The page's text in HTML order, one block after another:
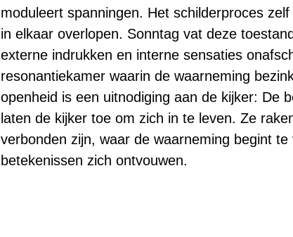
moduleert spanningen. Het schilderproces
in elkaar overlopen. Sonntag vat deze
externe indrukken en interne sensaties
resonantiekamer waarin de waarneming
openheid is een uitnodiging aan de kijker: De
laten de kijker toe om zich in te leven. Ze
verbonden zijn, waar de waarneming begint
betekenissen zich ontvouwen.